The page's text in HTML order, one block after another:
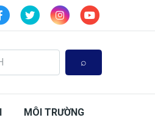
MÔI TRƯỜNG